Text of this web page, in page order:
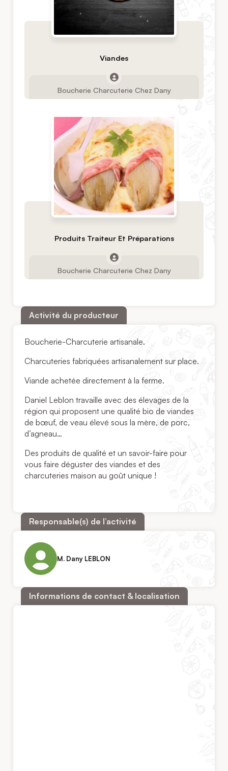
Viandes
Boucherie Charcuterie Chez Dany
Produits Traiteur Et Préparations
Boucherie Charcuterie Chez Dany
Activité du producteur
Boucherie-Charcuterie artisanale.
Charcuteries fabriquées artisanalement sur place.
Viande achetée directement à la ferme.
Daniel Leblon travaille avec des élevages de la
région qui proposent une qualité bio de viandes
de bœuf, de veau élevé sous la mère, de porc,
d’agneau…
Des produits de qualité et un savoir-faire pour
vous faire déguster des viandes et des
charcuteries maison au goût unique !
Responsable(s) de l’activité
M. Dany LEBLON
Informations de contact & localisation